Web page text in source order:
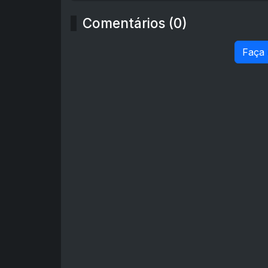
Comentários (0)
Faça